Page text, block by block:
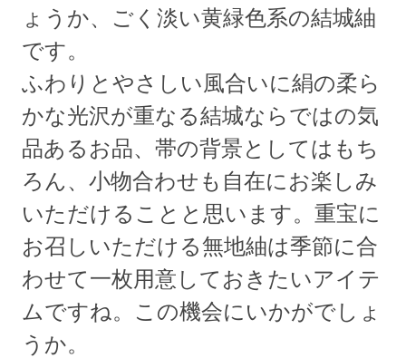
ょうか、ごく淡い黄緑色系の結城紬
です。
ふわりとやさしい風合いに絹の柔ら
かな光沢が重なる結城ならではの気
品あるお品、帯の背景としてはもち
ろん、小物合わせも自在にお楽しみ
いただけることと思います。重宝に
お召しいただける無地紬は季節に合
わせて一枚用意しておきたいアイテ
ムですね。この機会にいかがでしょ
うか。